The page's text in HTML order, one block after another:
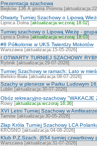
Prezentacja szachowa
Biejków 136 A gmina Promna
Otwarty Turniej Szachowy o Lipową
Lipnica Dolna [aktualizacja:wczoraj 18:02]
Turniej szachowy o Lipową Wieżę -
Lipnica Dolna [aktualizacja:wczoraj 18:03]
#8 Półkolonie w UKS Twierdzy Mokotów
Warszawa [aktualizacja:15-05-2026]
I OTWARTY TURNIEJ SZACHOWY
Rybnik [aktualizacja:29-07-2026]
Turniej Szachowy w ramach: Lato w
Bielsko-Biała [aktualizacja:08-07-2026]
Szachy w plenerze w Parku Ludowym
Lublin [aktualizacja:30-07-2026]
Obóz rekreacyjno-szachowy "WAKACJE
Rowy [aktualizacja:wczoraj 18:36]
XVI Letni Turniej Szachowy w Amfiteatrze
Tarnów [aktualizacja:30-05-2026]
Złap Króla Turniej Szachowy LCA
KROSNO [aktualizacja:04-08-2026]
Klub P.Z.Szach. (654 turniej czwartkowy
Warszawa [aktualizacja:31-07-2026]